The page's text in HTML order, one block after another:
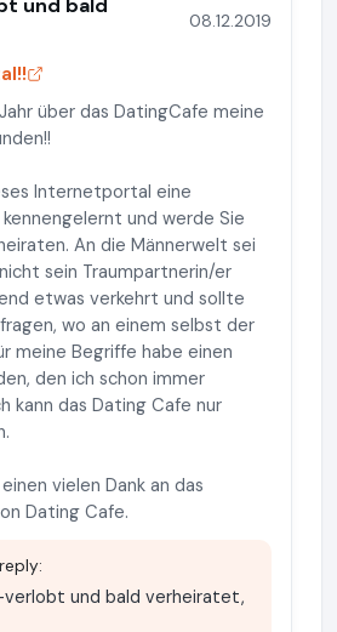
und bald
08.12.2019
über das DatingCafe meine
Internetportal eine
und werde Sie
An die Männerwelt sei
sein Traumpartnerin/er
etwas verkehrt und sollte
wo an einem selbst der
meine Begriffe habe einen
den ich schon immer
kann das Dating Cafe nur
vielen Dank an das
Dating Cafe.
reply:
und bald verheiratet,